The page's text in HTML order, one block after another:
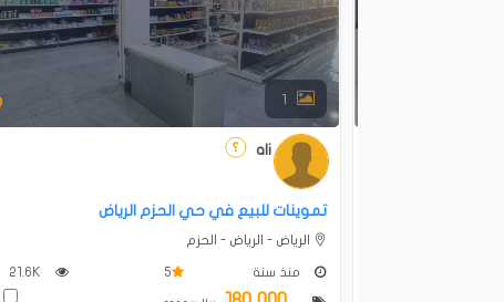
ali
تموينات للبيع في حي الحزم الرياض
الرياض - الرياض - الحزم
منذ سنة 5